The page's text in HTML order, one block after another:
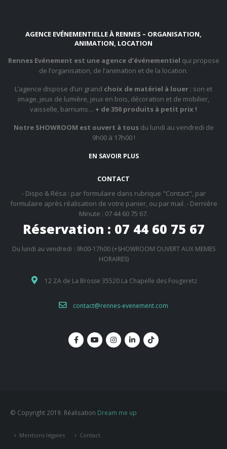
AGENCE EVÉNEMENTIELLE À RENNES – ORGANISATION,
ANIMATION, LOCATION
Rennes Evénement est une agence d’événementiel qui propose
de l’organisation, de l’animation et de la location.
L’agence dispose d’un grand choix de matériel à louer : son et
image, jeux de lumière, jeux en bois, décoration et de mobilier,
vaisselle, barnums… + de 350 produits à petit prix !
Notre SHOWROOM est ouvert à tousdu lundi au vendredi de
9h00 à 17h00 !
EN SAVOIR PLUS
CONTACT
- Dispo & Résa : par formulaire dans rubrique "Contact", par
formulaire après réalisation de votre panier, ou par mail. - Dernière
Minute : 07 44 60 75 67.
Réservation : 07 44 60 75 67
Du lundi au vendredi : 9h00-17h00 (+SHOWROOM OUVERT AUX MEMES
HORAIRES)
12 ZA de La Brosse 35520 La Chapelle des Fougeretz
contact@rennes-evenement.com
© Copyright 2019. Réalisation Dream me up
Mentions légales Contact